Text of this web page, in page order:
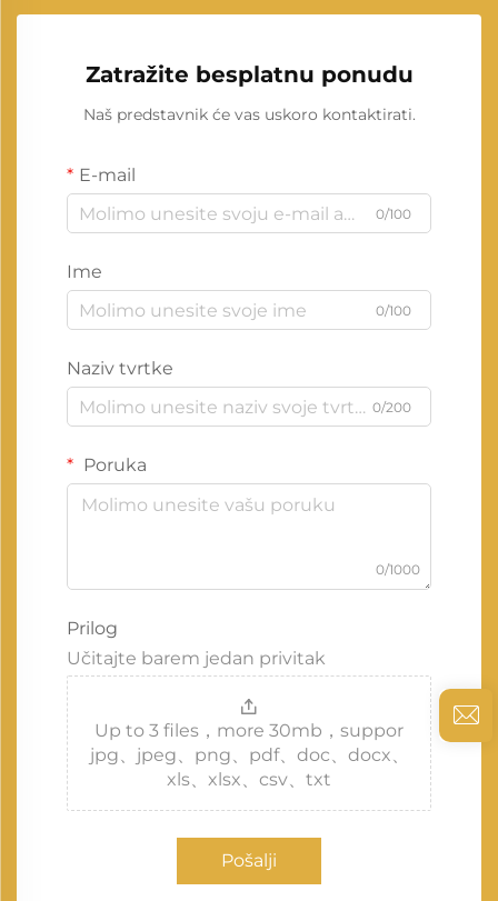
Zatražite besplatnu ponudu
Naš predstavnik će vas uskoro kontaktirati.
E-mail
0/100
Ime
0/100
Naziv tvrtke
0/200
Poruka
0/1000
Prilog
Učitajte barem jedan privitak
Up to 3 files，more 30mb，suppor
jpg、jpeg、png、pdf、doc、docx、
xls、xlsx、csv、txt
Pošalji